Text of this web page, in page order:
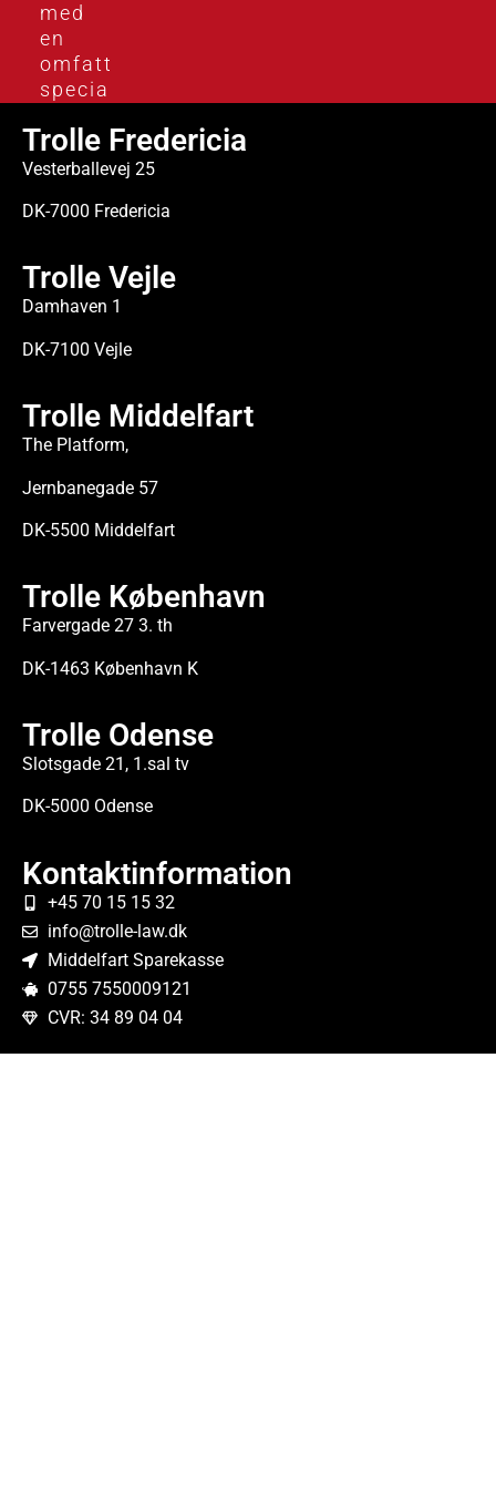
med
en
omfattende
specialviden.
Trolle Fredericia
Vesterballevej 25
DK-7000 Fredericia
Trolle Vejle
Damhaven 1
DK-7100 Vejle
Trolle Middelfart
The Platform,
Jernbanegade 57
DK-5500 Middelfart
Trolle København
Farvergade 27 3. th
DK-1463 København K
Trolle Odense
Slotsgade 21, 1.sal tv
DK-5000 Odense
Kontaktinformation
+45 70 15 15 32
info@trolle-law.dk
Middelfart Sparekasse
0755 7550009121
CVR: 34 89 04 04